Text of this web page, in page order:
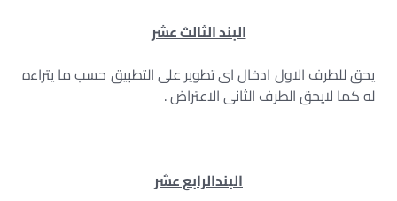
البند الثالث عشر
يحق للطرف الاول ادخال اى تطوير على التطبيق حسب ما يتراءه
له كما لايحق الطرف الثانى الاعتراض .
البندالرابع عشر